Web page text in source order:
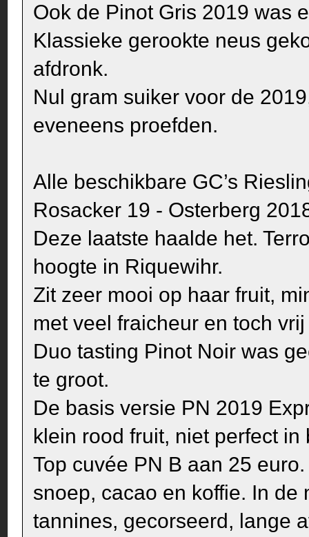
Ook de Pinot Gris 2019 was
Klassieke gerookte neus
afdronk.
Nul gram suiker voor de
eveneens proefden.
Alle beschikbare GC’s
Rosacker 19 - Osterberg
Deze laatste haalde het.
hoogte in Riquewihr.
Zit zeer mooi op haar fruit,
met veel fraicheur en toch
Duo tasting Pinot Noir was
te groot.
De basis versie PN 2019
klein rood fruit, niet perfect in
Top cuvée PN B aan 25
snoep, cacao en koffie. In
tannines, gecorseerd, lange